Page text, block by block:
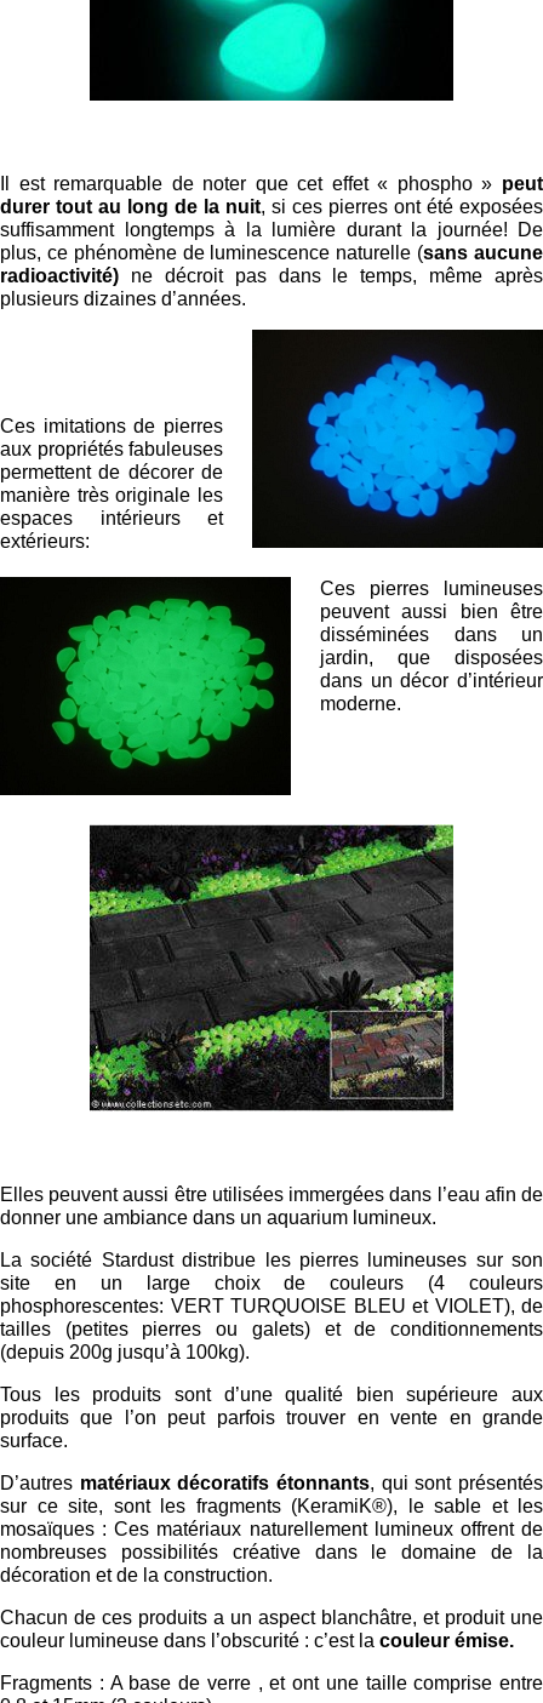
Il est remarquable de noter que cet effet « phospho » peut
durer tout au long de la nuit, si ces pierres ont été exposées
suffisamment longtemps à la lumière durant la journée! De
plus, ce phénomène de luminescence naturelle (sans aucune
radioactivité) ne décroit pas dans le temps, même après
plusieurs dizaines d’années.
Ces imitations de pierres
aux propriétés fabuleuses
permettent de décorer de
manière très originale les
espaces intérieurs et
extérieurs:
Ces pierres lumineuses
peuvent aussi bien être
disséminées dans un
jardin, que disposées
dans un décor d’intérieur
moderne.
Elles peuvent aussi être utilisées immergées dans l’eau afin de
donner une ambiance dans un aquarium lumineux.
La société Stardust distribue les pierres lumineuses sur son
site en un large choix de couleurs (4 couleurs
phosphorescentes: VERT TURQUOISE BLEU et VIOLET), de
tailles (petites pierres ou galets) et de conditionnements
(depuis 200g jusqu’à 100kg).
Tous les produits sont d’une qualité bien supérieure aux
produits que l’on peut parfois trouver en vente en grande
surface.
D’autres matériaux décoratifs étonnants, qui sont présentés
sur ce site, sont les fragments (KeramiK®), le sable et les
mosaïques : Ces matériaux naturellement lumineux offrent de
nombreuses possibilités créative dans le domaine de la
décoration et de la construction.
Chacun de ces produits a un aspect blanchâtre, et produit une
couleur lumineuse dans l’obscurité : c’est la couleur émise.
Fragments : A base de verre , et ont une taille comprise entre